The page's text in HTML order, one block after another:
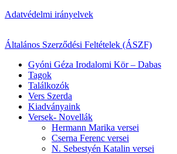
Adatvédelmi irányelvek
Általános Szerződési Feltételek (ÁSZF)
Gyóni Géza Irodalomi Kör – Dabas
Tagok
Találkozók
Vers Szerda
Kiadványaink
Versek- Novellák
Hermann Marika versei
Cserna Ferenc versei
N. Sebestyén Katalin versei